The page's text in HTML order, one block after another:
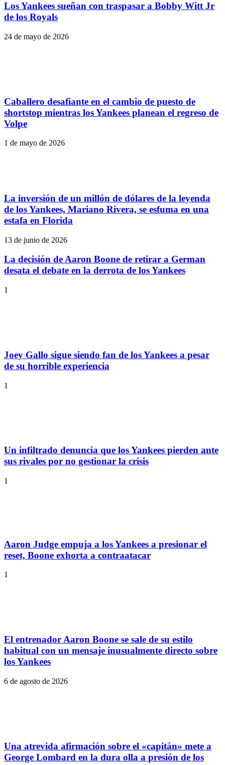
Los Yankees sueñan con traspasar a Bobby Witt Jr
de los Royals
24 de mayo de 2026
Caballero desafiante en el cambio de puesto de
shortstop mientras los Yankees planean el regreso de
Volpe
1 de mayo de 2026
La inversión de un millón de dólares de la leyenda
de los Yankees, Mariano Rivera, se esfuma en una
estafa en Florida
13 de junio de 2026
La decisión de Aaron Boone de retirar a German
desata el debate en la derrota de los Yankees
1
Joey Gallo sigue siendo fan de los Yankees a pesar
de su horrible experiencia
1
Un infiltrado denuncia que los Yankees pierden ante
sus rivales por no gestionar la crisis
1
Aaron Judge empuja a los Yankees a presionar el
reset, Boone exhorta a contraatacar
1
El entrenador Aaron Boone se sale de su estilo
habitual con un mensaje inusualmente directo sobre
los Yankees
6 de agosto de 2026
Una atrevida afirmación sobre el «capitán» mete a
George Lombard en la dura olla a presión de los